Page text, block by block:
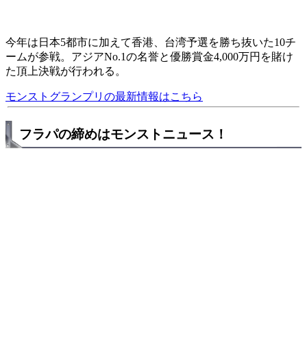
今年は日本5都市に加えて香港、台湾予選を勝ち抜いた10チ
ームが参戦。アジアNo.1の名誉と優勝賞金4,000万円を賭け
た頂上決戦が行われる。
モンストグランプリの最新情報はこちら
フラパの締めはモンストニュース！